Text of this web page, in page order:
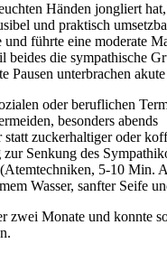
Händen jongliert
​und praktisch
führte ‌eine moderate
beides ⁢die sympathische
Pausen unterbrachen
​oder beruflichen
besonders abends
statt ‌zuckerhaltiger oder
zur Senkung des
(Atemtechniken, 5-10‌ Min.
Wasser, sanfter Seife
zwei Monate und ⁣konnte